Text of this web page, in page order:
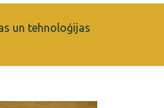
un tehnoloģijas